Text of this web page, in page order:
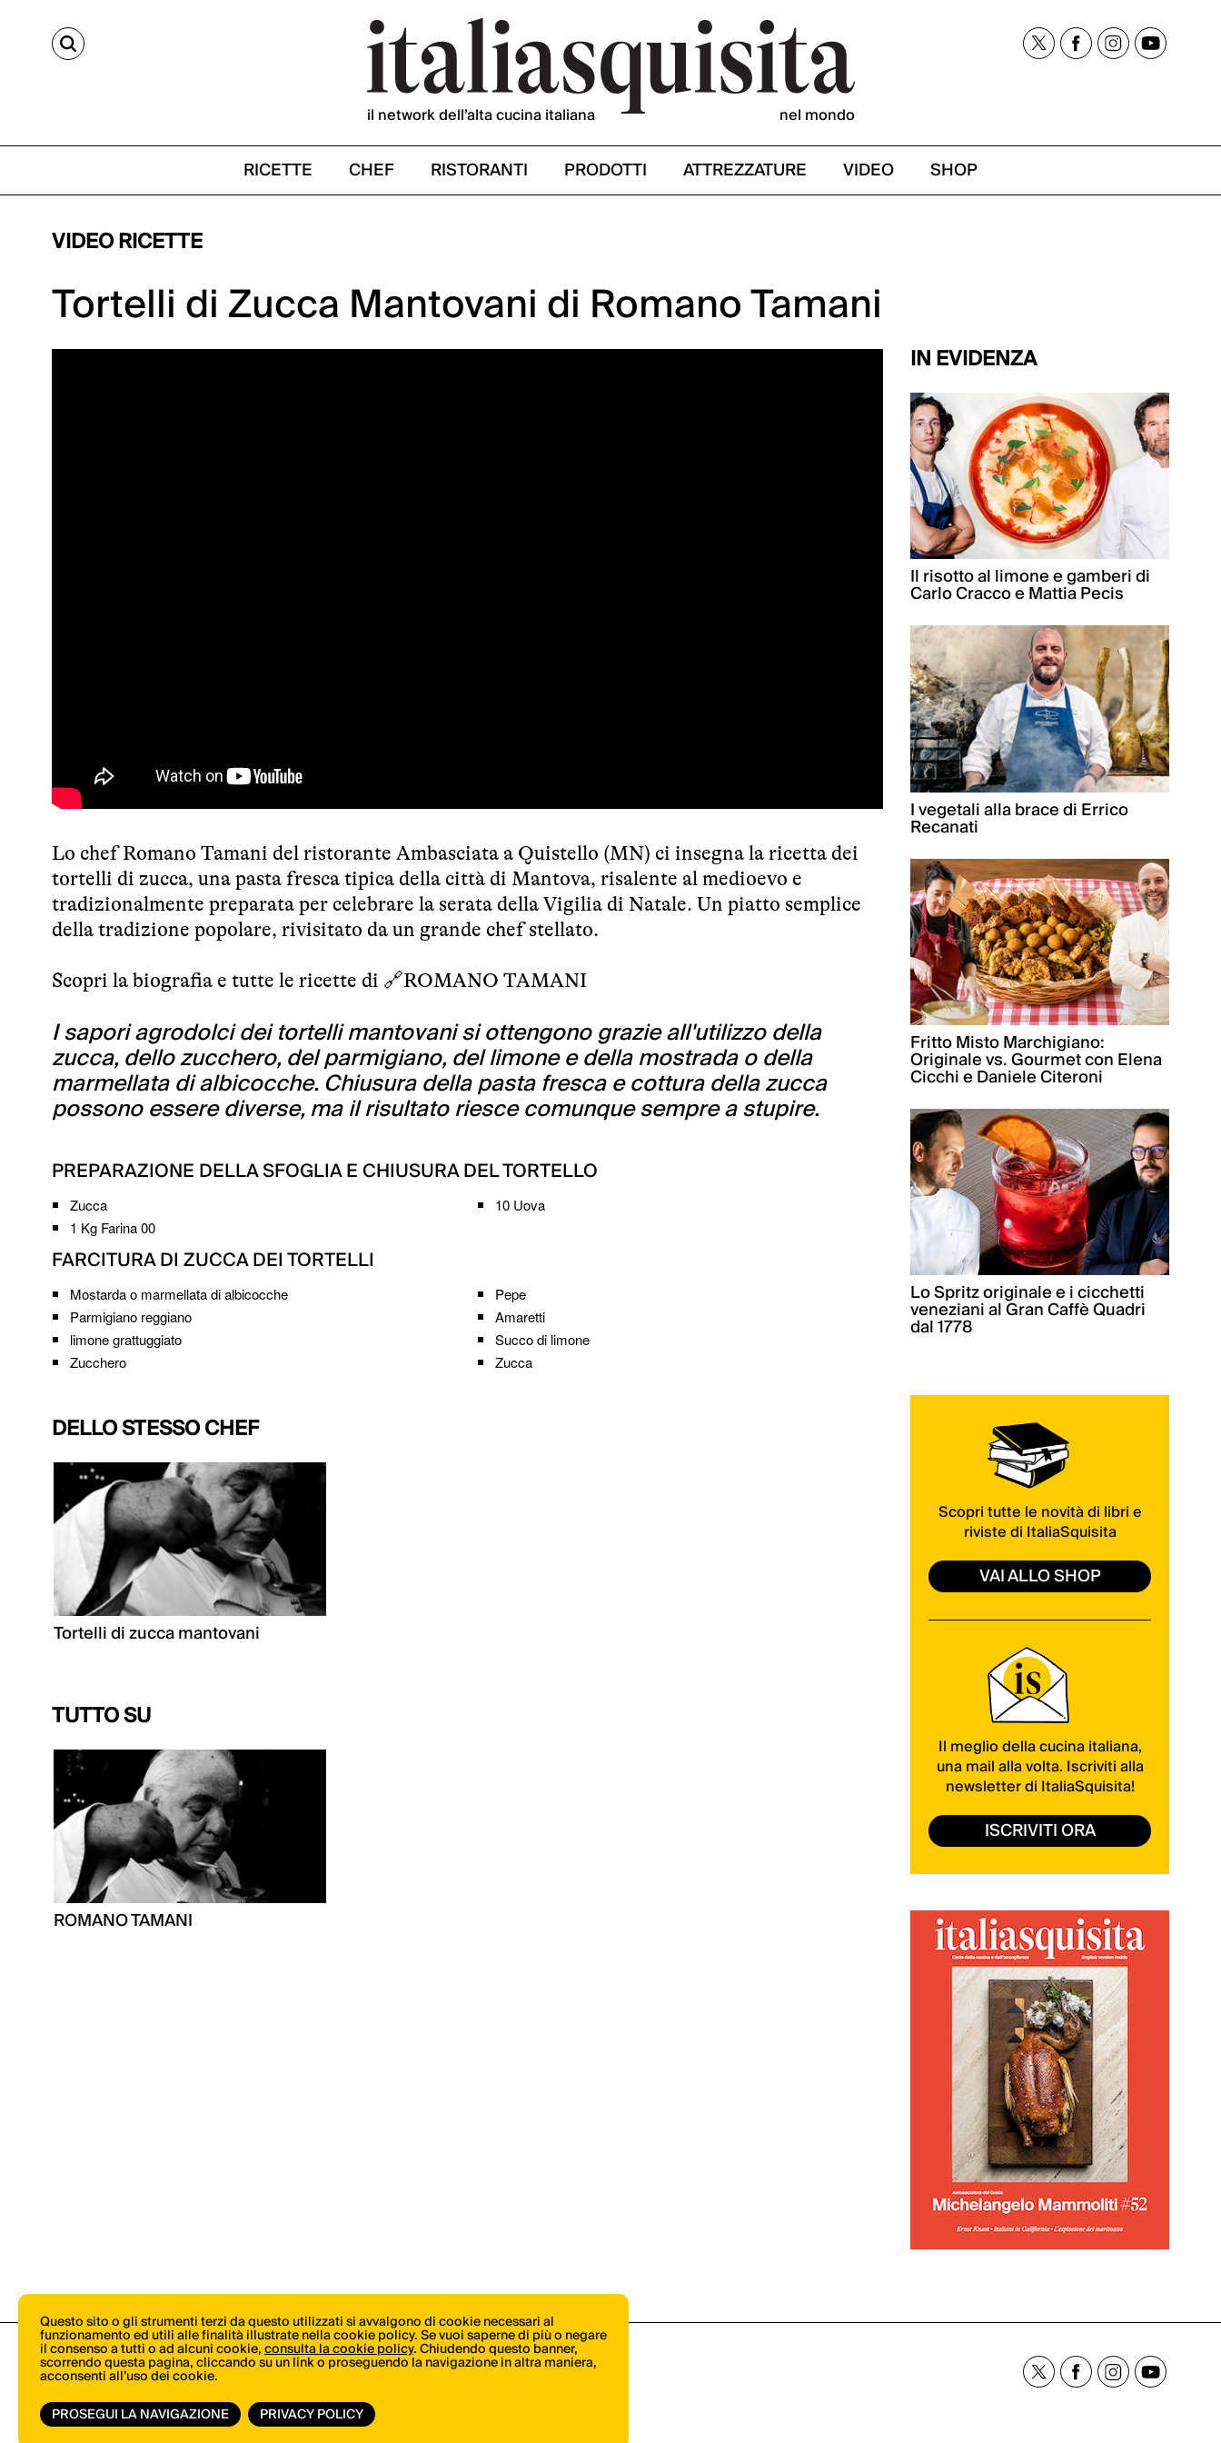
CERCA
il network dell’alta cucina italiana nel mondo
RICETTE CHEF RISTORANTI PRODOTTI ATTREZZATURE VIDEO SHOP
VIDEO RICETTE
Tortelli di Zucca Mantovani di Romano Tamani
Lo chef Romano Tamani del ristorante Ambasciata a Quistello (MN) ci insegna la ricetta dei
tortelli di zucca, una pasta fresca tipica della città di Mantova, risalente al medioevo e
tradizionalmente preparata per celebrare la serata della Vigilia di Natale. Un piatto semplice
della tradizione popolare, rivisitato da un grande chef stellato.
Scopri la biografia e tutte le ricette di 🔗ROMANO TAMANI
I sapori agrodolci dei tortelli mantovani si ottengono grazie all'utilizzo della
zucca, dello zucchero, del parmigiano, del limone e della mostrada o della
marmellata di albicocche. Chiusura della pasta fresca e cottura della zucca
possono essere diverse, ma il risultato riesce comunque sempre a stupire.
PREPARAZIONE DELLA SFOGLIA E CHIUSURA DEL TORTELLO
Zucca 10 Uova
1 Kg Farina 00
FARCITURA DI ZUCCA DEI TORTELLI
Mostarda o marmellata di albicocche
Pepe
Parmigiano reggiano
Amaretti
limone grattuggiato
Succo di limone
Zucchero
Zucca
DELLO STESSO CHEF
Tortelli di zucca mantovani
TUTTO SU
ROMANO TAMANI
IN EVIDENZA
Il risotto al limone e gamberi di
Carlo Cracco e Mattia Pecis
I vegetali alla brace di Errico
Recanati
Fritto Misto Marchigiano:
Originale vs. Gourmet con Elena
Cicchi e Daniele Citeroni
Lo Spritz originale e i cicchetti
veneziani al Gran Caffè Quadri
dal 1778
Scopri tutte le novità di libri e
riviste di ItaliaSquisita
VAI ALLO SHOP
Il meglio della cucina italiana,
una mail alla volta. Iscriviti alla
newsletter di ItaliaSquisita!
ISCRIVITI ORA
Questo sito o gli strumenti terzi da questo utilizzati si avvalgono di cookie necessari al
funzionamento ed utili alle finalità illustrate nella cookie policy. Se vuoi saperne di più o negare
il consenso a tutti o ad alcuni cookie,consulta la cookie policy. Chiudendo questo banner,
scorrendo questa pagina, cliccando su un link o proseguendo la navigazione in altra maniera,
acconsenti all’uso dei cookie.
PROSEGUI LA NAVIGAZIONE
PRIVACY POLICY